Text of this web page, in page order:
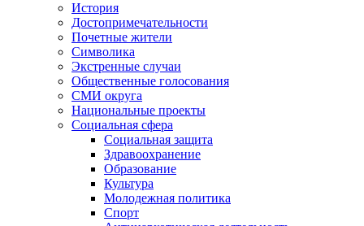
История
Достопримечательности
Почетные жители
Символика
Экстренные случаи
Общественные голосования
СМИ округа
Национальные проекты
Социальная сфера
Социальная защита
Здравоохранение
Образование
Культура
Молодежная политика
Спорт